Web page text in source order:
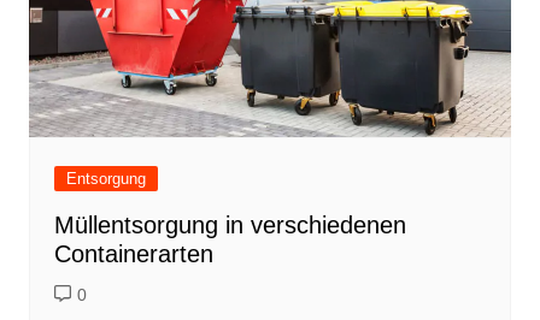
Entsorgung
Müllentsorgung in verschiedenen
Containerarten
0